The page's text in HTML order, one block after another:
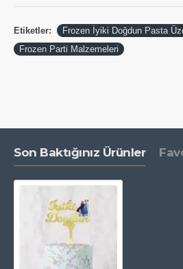
Etiketler:
Frozen İyiki Doğdun Pasta
Frozen Parti Malzemeleri
Son Baktığınız Ürünler